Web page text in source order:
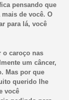
pensando que
de você. O
para lá, você
o caroço nas
um câncer,
Mas por que
querido lhe
você